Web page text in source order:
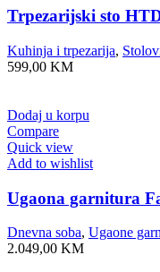
Trpezarijski sto
Kuhinja i trpezarija,
599,00 KM
Dodaj u korpu
Compare
Quick view
Add to wishlist
Ugaona garnitura
Dnevna soba, Ugaone
2.049,00 KM